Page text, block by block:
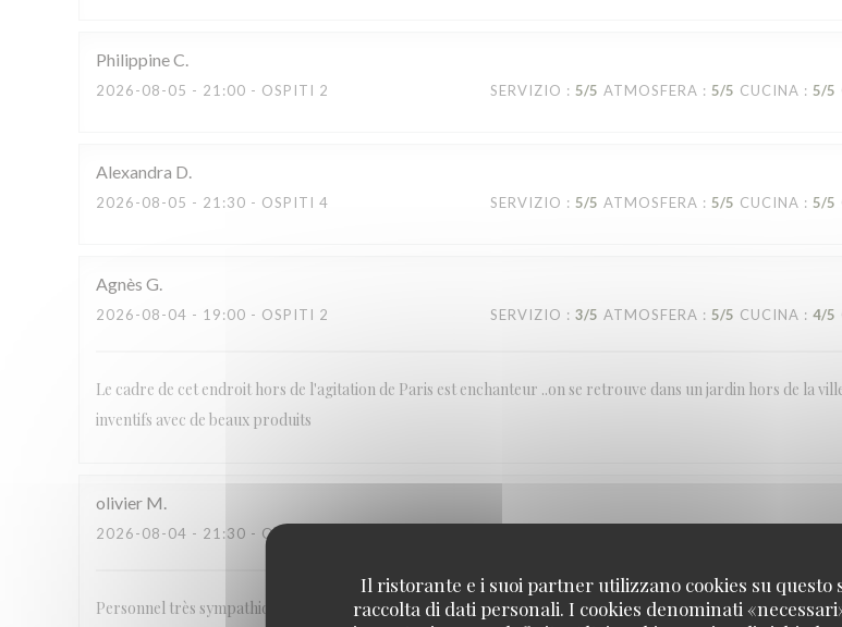
Il ristorante e i suoi partner utilizzano cookies su questo
raccolta di dati personali. I cookies denominati
PhilippineC
2026-08-05 - 21:00 - OSPITI 2 SERVIZIO : 5/5 ATMOSFERA : 5/5 CUCINA : 5/5
Alexandra D
2026-08-05 - 21:30 - OSPITI 4 SERVIZIO : 5/5 ATMOSFERA : 5/5 CUCINA : 5/5
Agnès G
2026-08-04 - 19:00 - OSPITI 2 SERVIZIO : 3/5 ATMOSFERA : 5/5 CUCINA : 4/5
Le cadre de cet endroit hors de l'agitation de Paris est enchanteur ..on se retrouve dans un jardin hors de la
inventifs avec de beaux produits
olivier M
2026-08-04 - 21:30 - OSPITI 4
Personnel très sympathique et à l’ecoute